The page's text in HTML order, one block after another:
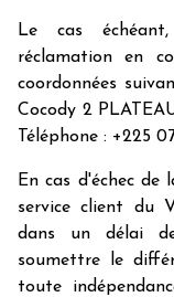
Le cas
réclamation en
coordonnées
Cocody 2
Téléphone : +225
En cas d'échec de
service client du
dans un délai
soumettre le
toute